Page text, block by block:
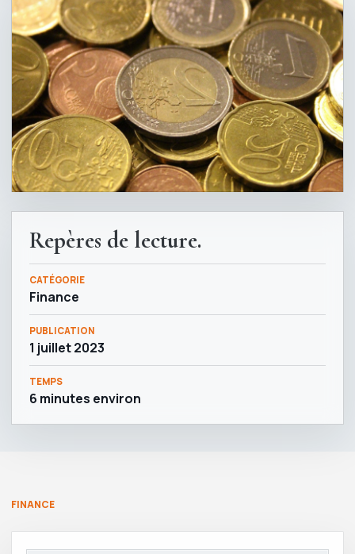
Repères de lecture.
CATÉGORIE
Finance
PUBLICATION
1 juillet 2023
TEMPS
6 minutes environ
FINANCE